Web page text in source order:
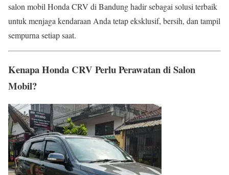
salon mobil Honda CRV di Bandung hadir sebagai solusi terbaik
untuk menjaga kendaraan Anda tetap eksklusif, bersih, dan tampil
sempurna setiap saat.
Kenapa Honda CRV Perlu Perawatan di Salon
Mobil?